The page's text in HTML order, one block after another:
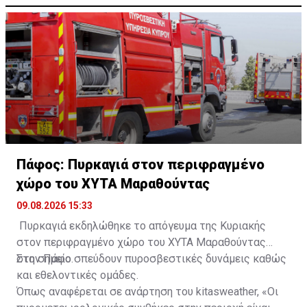
Πάφος: Πυρκαγιά στον περιφραγμένο
χώρο του ΧΥΤΑ Μαραθούντας
09.08.2026 15:33
Πυρκαγιά εκδηλώθηκε το απόγευμα της Κυριακής
στον περιφραγμένο χώρο του ΧΥΤΑ Μαραθούντας
στην Πάφο.
Στο σημείο σπεύδουν πυροσβεστικές δυνάμεις καθώς
και εθελοντικές ομάδες.
Όπως αναφέρεται σε ανάρτηση του kitasweather, «Οι